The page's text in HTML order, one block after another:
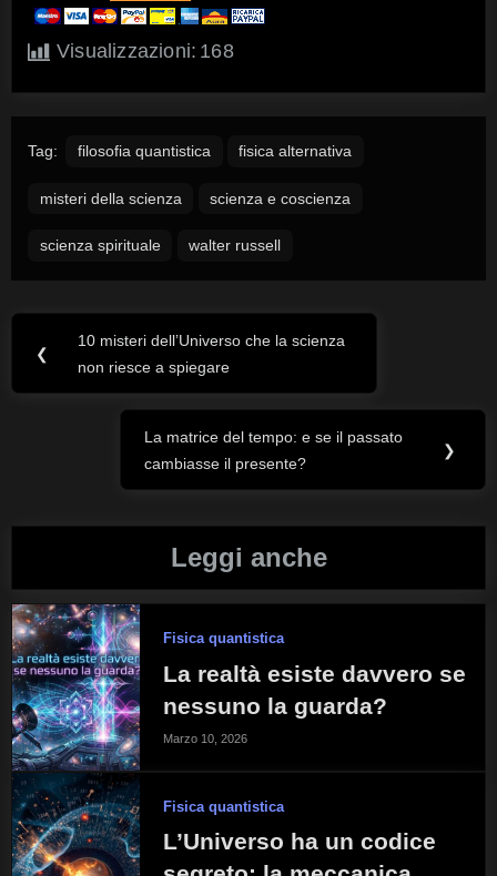
Visualizzazioni: 168
Tag: filosofia quantistica fisica alternativa
misteri della scienza scienza e coscienza
scienza spirituale walter russell
Navigazione
articoli
❮
Previous
Post:
10 misteri dell’Universo che la scienza
non riesce a spiegare
Next
Post:
La matrice del tempo: e se il passato
cambiasse il presente?
❯
Leggi anche
Fisica quantistica
La realtà esiste davvero se
nessuno la guarda?
Marzo 10, 2026
Fisica quantistica
L’Universo ha un codice